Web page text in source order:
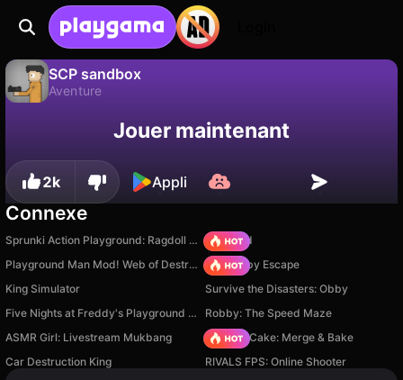
SCP sandbox
Aventure
progression !
Non Enregistrer
Jouer maintenant
2k Appli
Connexe
Sprunki Action Playground: Ragdoll Sandbox TB World
Playground Man Mod! Web of Destruction! Your Obby Escape
King Simulator
Survive the Disasters: Obby
Five Nights at Freddy's Playground Sandbox
Robby: The Speed Maze
ASMR Girl: Livestream Mukbang
Piece of Cake: Merge & Bake
Car Destruction King
RIVALS FPS: Online Shooter